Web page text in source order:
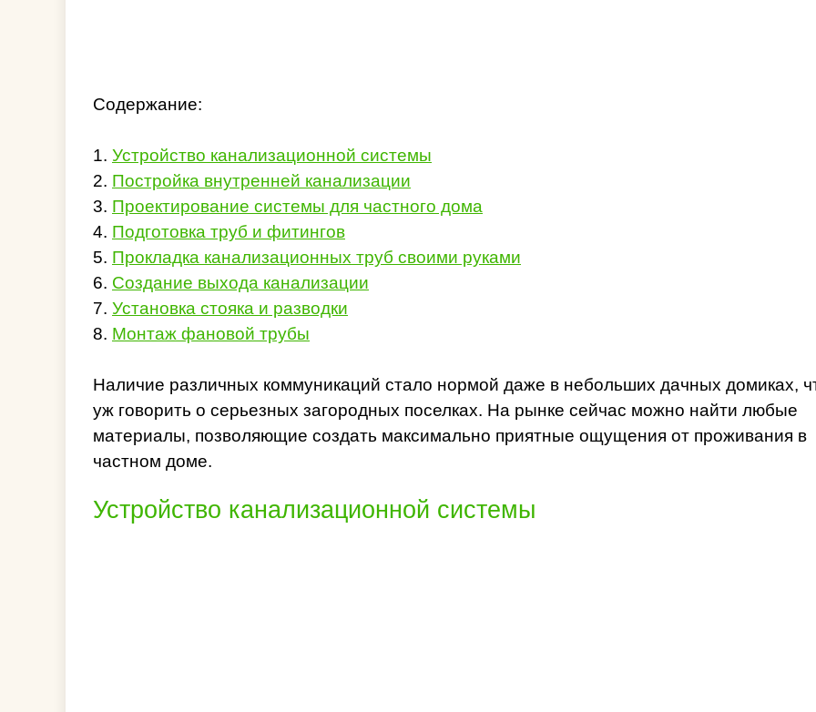
Содержание:
1. Устройство канализационной системы
2. Постройка внутренней канализации
3. Проектирование системы для частного дома
4. Подготовка труб и фитингов
5. Прокладка канализационных труб своими руками
6. Создание выхода канализации
7. Установка стояка и разводки
8. Монтаж фановой трубы
Наличие различных коммуникаций стало нормой даже в небольших дачных домиках,
уж говорить о серьезных загородных поселках. На рынке сейчас можно найти любые
материалы, позволяющие создать максимально приятные ощущения от проживания в
частном доме.
Устройство канализационной системы